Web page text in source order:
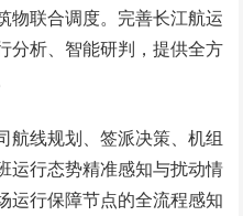
物联合调度。完善长江航运
分析、智能研判，提供全方
航线规划、签派决策、机组
运行态势精准感知与扰动情
运行保障节点的全流程感知